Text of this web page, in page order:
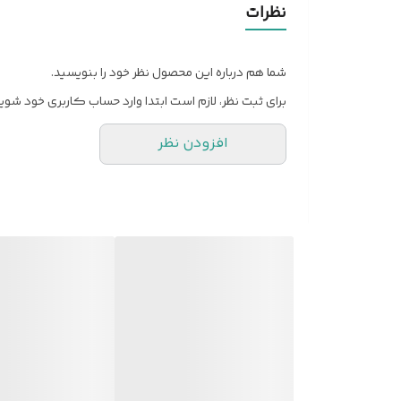
نظرات
شما هم درباره این محصول نظر خود را بنویسید.
برای ثبت نظر، لازم است ابتدا وارد حساب کاربری خود
افزودن نظر